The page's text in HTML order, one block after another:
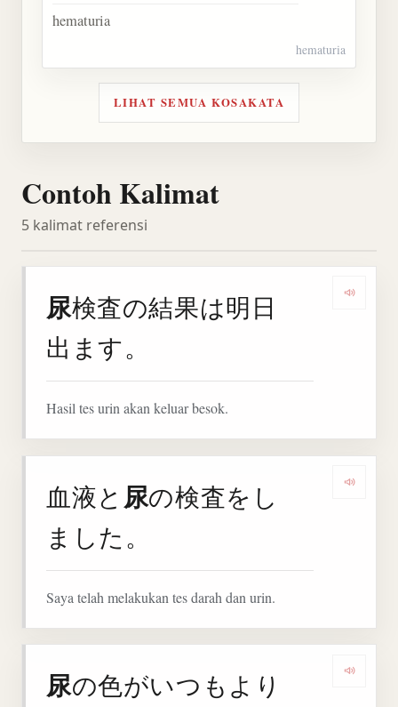
hematuria
hematuria
LIHAT SEMUA KOSAKATA
Contoh Kalimat
5 kalimat referensi
尿検査の結果は明日
出ます。
Hasil tes urin akan keluar besok.
血液と 尿の検査をし
ました。
Saya telah melakukan tes darah dan urin.
尿の色がいつもより